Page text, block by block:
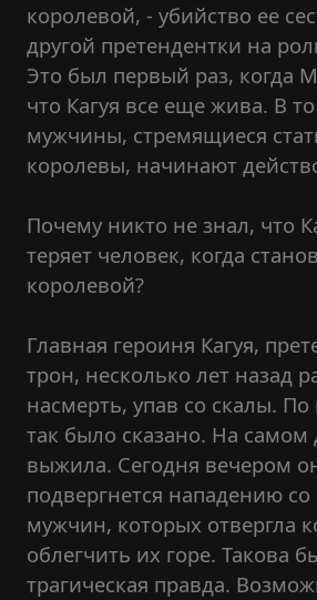
королевой, - убийство ее
другой претендентки на
Это был первый раз, когда
что Кагуя все еще жива. В
мужчины, стремящиеся
королевы, начинают
Почему никто не знал, что
теряет человек, когда
королевой?
Главная героиня Кагуя,
трон, несколько лет назад
насмерть, упав со скалы.
так было сказано. На самом
выжила. Сегодня вечером
подвергнется нападению
мужчин, которых отвергла
облегчить их горе. Такова
трагическая правда.